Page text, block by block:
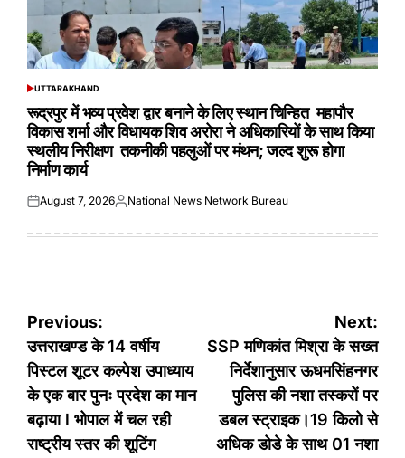
POSTED
UTTARAKHAND
रूद्रपुर में भव्य प्रवेश द्वार बनाने के लिए स्थान चिन्हित महापौर
विकास शर्मा और विधायक शिव अरोरा ने अधिकारियों के साथ किया
स्थलीय निरीक्षण तकनीकी पहलुओं पर मंथन; जल्द शुरू होगा
निर्माण कार्य
Posted
August 7, 2026Posted
National News Network Bureau
Post
navigation
Previous:
उत्तराखण्ड के 14 वर्षीय
पिस्टल शूटर कल्पेश उपाध्याय
के एक बार पुनः प्रदेश का मान
बढ़ाया l भोपाल में चल रही
राष्ट्रीय स्तर की शूटिंग
Next:
SSP मणिकांत मिश्रा के सख्त
निर्देशानुसार ऊधमसिंहनगर
पुलिस की नशा तस्करों पर
डबल स्ट्राइक।19 किलो से
अधिक डोडे के साथ 01 नशा